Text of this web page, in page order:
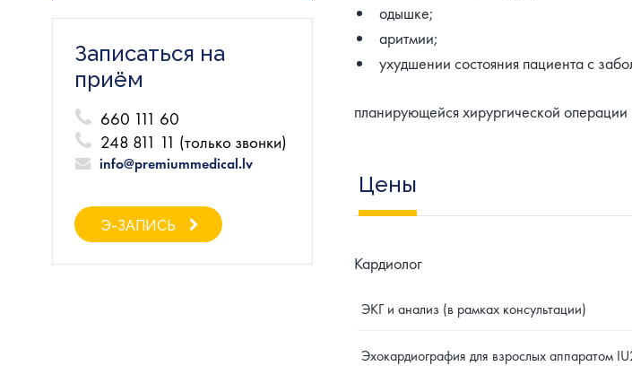
Записаться на
приём
660 111 60
248 811 11 (только звонки)
info@premiummedical.lv
Э-ЗАПИСЬ
одышке;
аритмии;
ухудшении состояния пациента с
планирующейся хирургической
Цены
Кардиолог
ЭКГ и анализ (в рамках консультации)
Эхокардиография для взрослых аппаратом